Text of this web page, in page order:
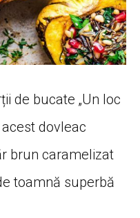
de bucate „Un loc
acest dovleac
brun caramelizat
toamnă superbă